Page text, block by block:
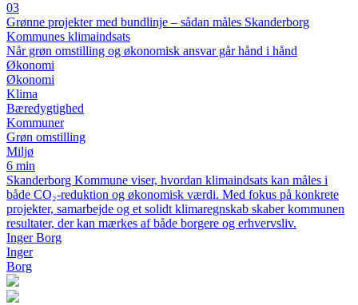
03
Grønne projekter med bundlinje – sådan måles Skanderborg
Kommunes klimaindsats
Når grøn omstilling og økonomisk ansvar går hånd i hånd
Økonomi
Økonomi
Klima
Bæredygtighed
Kommuner
Grøn omstilling
Miljø
6 min
Skanderborg Kommune viser, hvordan klimaindsats kan måles i
både CO₂-reduktion og økonomisk værdi. Med fokus på konkrete
projekter, samarbejde og et solidt klimaregnskab skaber kommunen
resultater, der kan mærkes af både borgere og erhvervsliv.
Inger Borg
Inger
Borg